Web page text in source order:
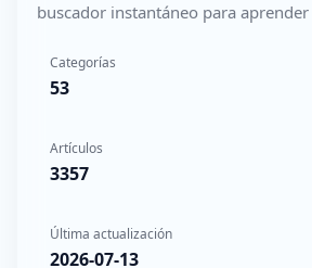
buscador instantáneo para
Categorías
53
Artículos
3357
Última actualización
2026-07-13